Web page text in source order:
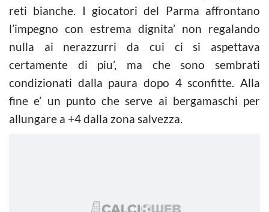
reti bianche. I giocatori del Parma affrontano
l’impegno con estrema dignita’ non regalando
nulla ai nerazzurri da cui ci si aspettava
certamente di piu’, ma che sono sembrati
condizionati dalla paura dopo 4 sconfitte. Alla
fine e’ un punto che serve ai bergamaschi per
allungare a +4 dalla zona salvezza.